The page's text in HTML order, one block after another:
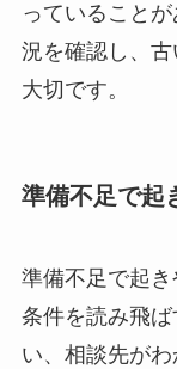
っていること
況を確認し、
大切です。
準備不足で起
準備不足で起き
条件を読み飛
い、相談先が